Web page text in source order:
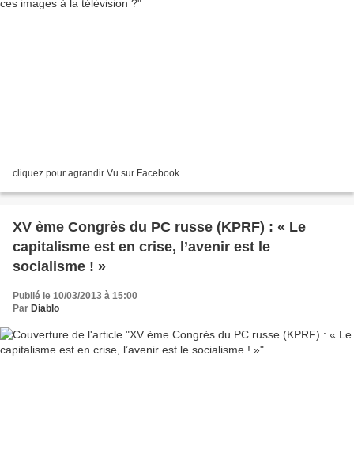
cliquez pour agrandir Vu sur Facebook
XV ème Congrès du PC russe (KPRF) : « Le
capitalisme est en crise, l’avenir est le
socialisme ! »
Publié le 10/03/2013 à 15:00
Par Diablo